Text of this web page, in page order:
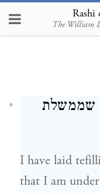
Rashi
The William
שממשלת
I have laid
that I am